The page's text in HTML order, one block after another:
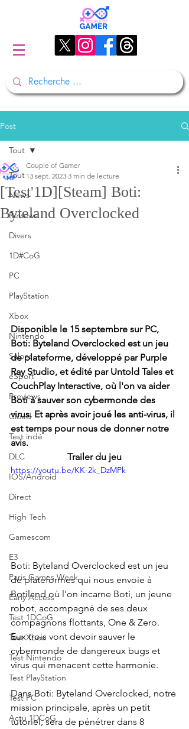
Post
Tout
News
Reviews
Divers
1D#CoG
PC
PlayStation
Xbox
Nintendo
Salons
eSport
Previews
Cloud
Test indé
DLC
IOS/Android
Direct
High Tech
Gamescom
E3
Paris Games Week
Early Access
Test 1DCoG
Test Xbox
Test Nintendo
Test PlayStation
Test PC
Actu 1DCoG
Tout
[Test'1D][Steam] Boti:
Byteland Overclocked
Couple of Gamer
13 sept. 2023 3 min de lecture
Disponible le 15 septembre sur PC,
Boti: Byteland Overclocked est un jeu
de plateforme, développé par Purple
Ray Studio, et édité par Untold Tales et
CouchPlay Interactive, où l'on va aider
Boti à sauver son cybermonde des
virus. Et après avoir joué les anti-virus, il
est temps pour nous de donner notre
avis.
Trailer du jeu
https://youtu.be/KK-2k_DzMPk
Boti: Byteland Overclocked est un jeu
de plateformes qui nous envoie à
Botiland où l'on incarne Boti, un jeune
robot, accompagné de ses deux
compagnons flottants, One & Zero.
Eux trois vont devoir sauver le
cybermonde de dangereux bugs et
virus qui menacent cette harmonie.
Dans Boti: Byteland Overclocked, notre
mission principale, après un petit
tutoriel, sera de pénétrer dans 8